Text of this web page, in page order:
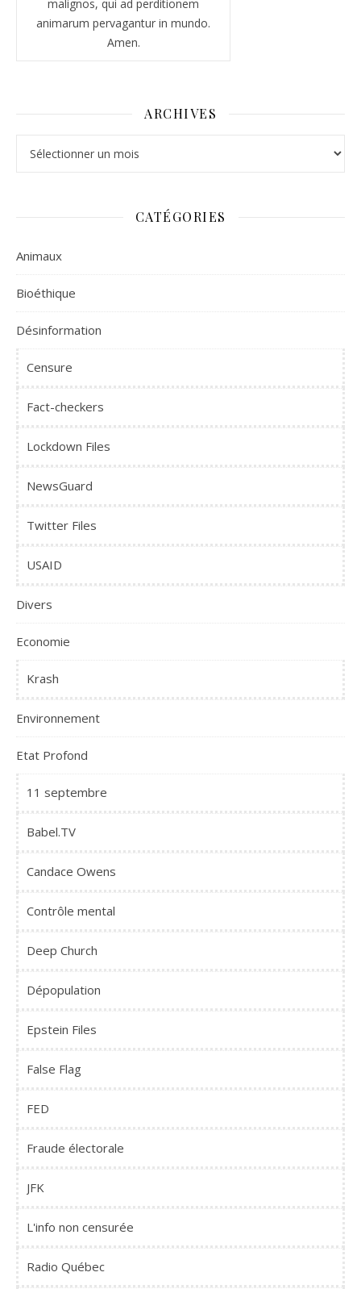
malignos, qui ad perditionem
animarum pervagantur in mundo.
Amen.
ARCHIVES
CATÉGORIES
Animaux
Bioéthique
Désinformation
Censure
Fact-checkers
Lockdown Files
NewsGuard
Twitter Files
USAID
Divers
Economie
Krash
Environnement
Etat Profond
11 septembre
Babel.TV
Candace Owens
Contrôle mental
Deep Church
Dépopulation
Epstein Files
False Flag
FED
Fraude électorale
JFK
L'info non censurée
Radio Québec